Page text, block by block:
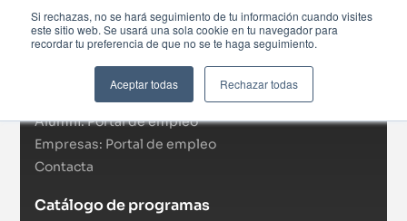
Si rechazas, no se hará seguimiento de tu información cuando visites
este sitio web. Se usará una sola cookie en tu navegador para
recordar tu preferencia de que no se te haga seguimiento.
Aceptar todas Rechazar todas
RSC
Campus virtual
Alumni: Portal de empleo
Empresas: Portal de empleo
Contacta
Catálogo de programas